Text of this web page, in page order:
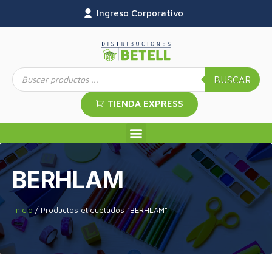
Ingreso Corporativo
BUSCAR
TIENDA EXPRESS
BERHLAM
Inicio / Productos etiquetados “BERHLAM”